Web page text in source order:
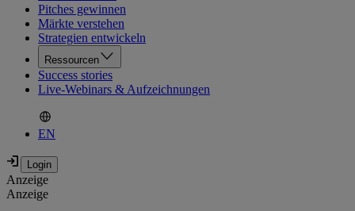
Pitches gewinnen
Märkte verstehen
Strategien entwickeln
Ressourcen
Success stories
Live-Webinars & Aufzeichnungen
EN
Anzeige
Anzeige